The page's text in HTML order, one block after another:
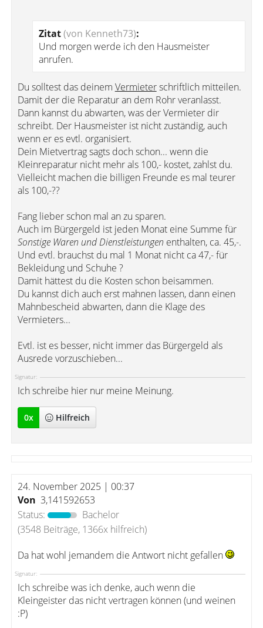
Zitat(von Kenneth73):
Und morgen werde ich den Hausmeister
anrufen.
Du solltest das deinem Vermieterschriftlich mitteilen.
Damit der die Reparatur an dem Rohr veranlasst.
Dann kannst du abwarten, was der Vermieter dir
schreibt. Der Hausmeister ist nicht zuständig, auch
wenn er es evtl. organisiert.
Dein Mietvertrag sagts doch schon... wenn die
Kleinreparatur nicht mehr als 100,- kostet, zahlst du.
Vielleicht machen die billigen Freunde es mal teurer
als 100,-??
Fang lieber schon mal an zu sparen.
Auch im Bürgergeld ist jeden Monat eine Summe für
Sonstige Waren und Dienstleistungen enthalten, ca. 45,-.
Und evtl. brauchst du mal 1 Monat nicht ca 47,- für
Bekleidung und Schuhe ?
Damit hättest du die Kosten schon beisammen.
Du kannst dich auch erst mahnen lassen, dann einen
Mahnbescheid abwarten, dann die Klage des
Vermieters...
Evtl. ist es besser, nicht immer das Bürgergeld als
Ausrede vorzuschieben...
Signatur:
Ich schreibe hier nur meine Meinung.
0x Hilfreich
24. November 2025 | 00:37
Von 3,141592653
Status:
Bachelor
(3548 Beiträge, 1366x hilfreich)
Da hat wohl jemandem die Antwort nicht gefallen
Signatur:
Ich schreibe was ich denke, auch wenn die
Kleingeister das nicht vertragen können (und weinen
:P)